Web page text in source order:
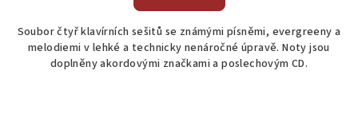
z
5
hvězdiček.
Soubor čtyř klavírních sešitů se známými písněmi, evergreeny a
melodiemi v lehké a technicky nenáročné úpravě. Noty jsou
doplněny akordovými značkami a poslechovým CD.